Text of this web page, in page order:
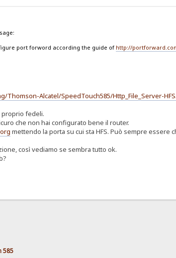
port forword according the guide of http://
Alcatel/SpeedTouch585/Http_File_Server-
fedeli.
che non hai configurato bene il router.
mettendo la porta su cui sta HFS. Può sempre essere
così vediamo se sembra tutto ok.
585